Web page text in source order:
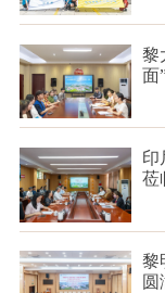
黎
面
印
莅
黎
圆